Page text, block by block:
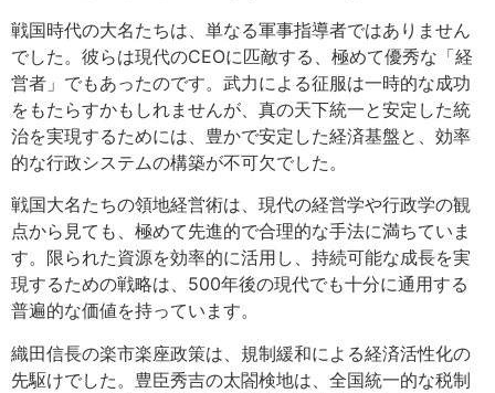
戦国時代の大名たちは、単なる軍事指導者ではありません
でした。彼らは現代のCEOに匹敵する、極めて優秀な「経
営者」でもあったのです。武力による征服は一時的な成功
をもたらすかもしれませんが、真の天下統一と安定した統
治を実現するためには、豊かで安定した経済基盤と、効率
的な行政システムの構築が不可欠でした。
戦国大名たちの領地経営術は、現代の経営学や行政学の観
点から見ても、極めて先進的で合理的な手法に満ちていま
す。限られた資源を効率的に活用し、持続可能な成長を実
現するための戦略は、500年後の現代でも十分に通用する
普遍的な価値を持っています。
織田信長の楽市楽座政策は、規制緩和による経済活性化の
先駆けでした。豊臣秀吉の太閤検地は、全国統一的な税制